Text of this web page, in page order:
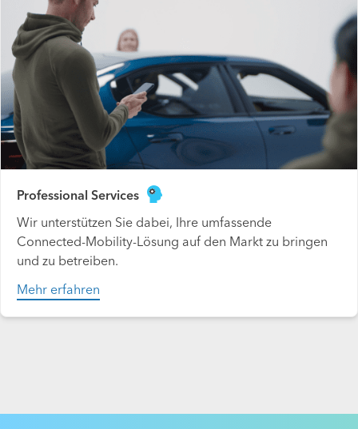
Professional Services
Wir unterstützen Sie dabei, Ihre umfassende
Connected-Mobility-Lösung auf den Markt zu bringen
und zu betreiben.
Mehr erfahren